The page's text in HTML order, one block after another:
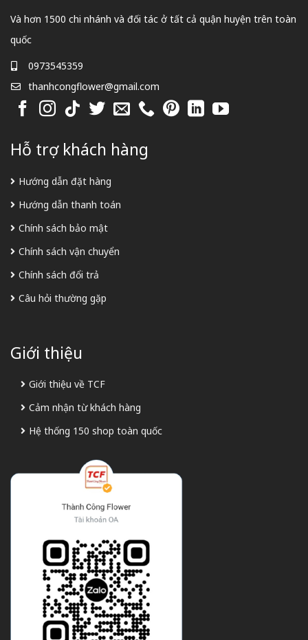
Và hơn 1500 chi nhánh và đối tác ở tất cả quận huyện trên toàn
quốc
0973545359
thanhcongflower@gmail.com
Hỗ trợ khách hàng
Hướng dẫn đặt hàng
Hướng dẫn thanh toán
Chính sách bảo mật
Chính sách vận chuyển
Chính sách đổi trả
Câu hỏi thường gặp
Giới thiệu
Giới thiệu về TCF
Cảm nhận từ khách hàng
Hệ thống 150 shop toàn quốc